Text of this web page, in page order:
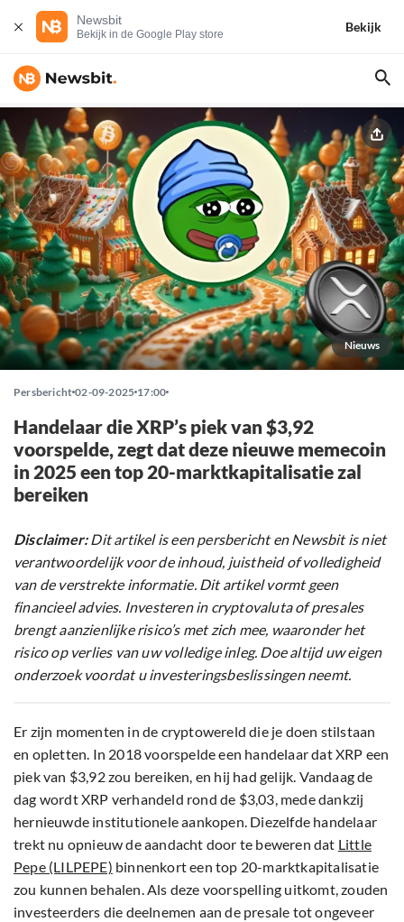
Newsbit
Bekijk in de Google Play store
Bekijk
Nieuws
Persbericht 02-09-2025 17:00
Handelaar die XRP’s piek van $3,92
voorspelde, zegt dat deze nieuwe memecoin
in 2025 een top 20-marktkapitalisatie zal
bereiken
Disclaimer:Dit artikel is een persbericht en Newsbit is niet
verantwoordelijk voor de inhoud, juistheid of volledigheid
van de verstrekte informatie. Dit artikel vormt geen
financieel advies. Investeren in cryptovaluta of presales
brengt aanzienlijke risico’s met zich mee, waaronder het
risico op verlies van uw volledige inleg. Doe altijd uw eigen
onderzoek voordat u investeringsbeslissingen neemt.
Er zijn momenten in de cryptowereld die je doen stilstaan
en opletten. In 2018 voorspelde een handelaar dat XRP een
piek van $3,92 zou bereiken, en hij had gelijk. Vandaag de
dag wordt XRP verhandeld rond de $3,03, mede dankzij
hernieuwde institutionele aankopen. Diezelfde handelaar
trekt nu opnieuw de aandacht door te beweren dat Little
Pepe (LILPEPE) binnenkort een top 20-marktkapitalisatie
zou kunnen behalen. Als deze voorspelling uitkomt, zouden
investeerders die deelnemen aan de presale tot ongeveer